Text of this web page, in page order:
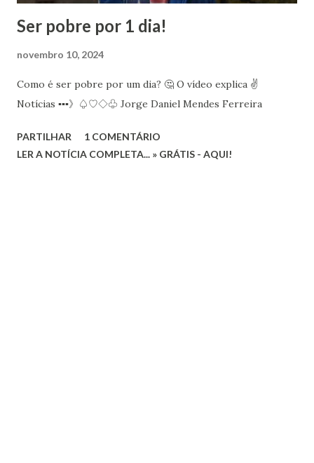
Ser pobre por 1 dia!
novembro 10, 2024
Como é ser pobre por um dia? 🤔 O vídeo explica ✌️
Notícias ▪︎▪︎▪︎》♤♡◇♧ Jorge Daniel Mendes Ferreira
PARTILHAR
1 COMENTÁRIO
LER A NOTÍCIA COMPLETA... » GRÁTIS - AQUI!